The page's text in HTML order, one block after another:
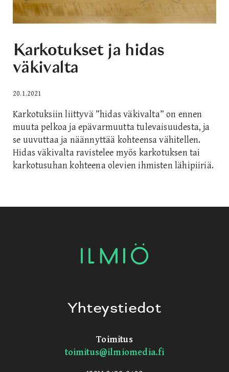
Karkotukset ja hidas
väkivalta
20.1.2021
Karkotuksiin liittyvä ”hidas väkivalta” on ennen
muuta pelkoa ja epävarmuutta tulevaisuudesta, ja
se uuvuttaa ja näännyttää kohteensa vähitellen.
Hidas väkivalta ravistelee myös karkotuksen tai
karkotusuhan kohteena olevien ihmisten lähipiiriä.
Yhteystiedot
Toimitus
toimitus@ilmiomedia.fi